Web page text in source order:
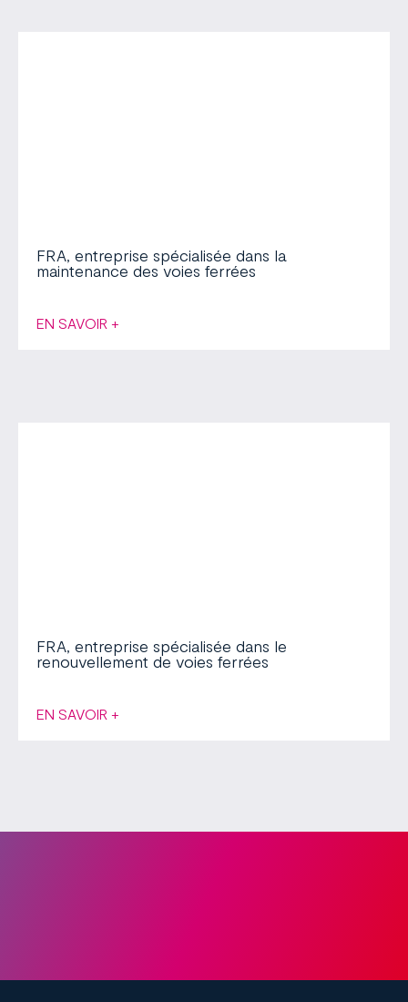
FRA, entreprise spécialisée dans la
maintenance des voies ferrées
EN SAVOIR +
FRA, entreprise spécialisée dans le
renouvellement de voies ferrées
EN SAVOIR +